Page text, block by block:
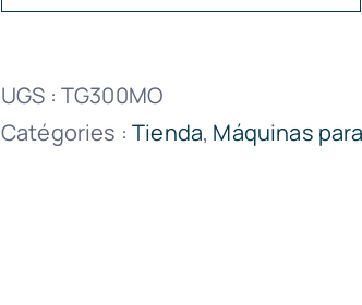
UGS : TG300MO
Catégories :Tienda, Máquinas